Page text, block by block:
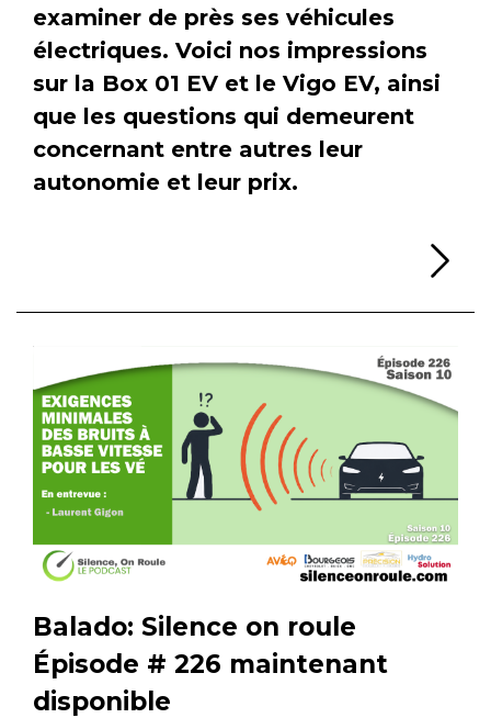
examiner de près ses véhicules
électriques. Voici nos impressions
sur la Box 01 EV et le Vigo EV, ainsi
que les questions qui demeurent
concernant entre autres leur
autonomie et leur prix.
Balado: Silence on roule
Épisode # 226 maintenant
disponible